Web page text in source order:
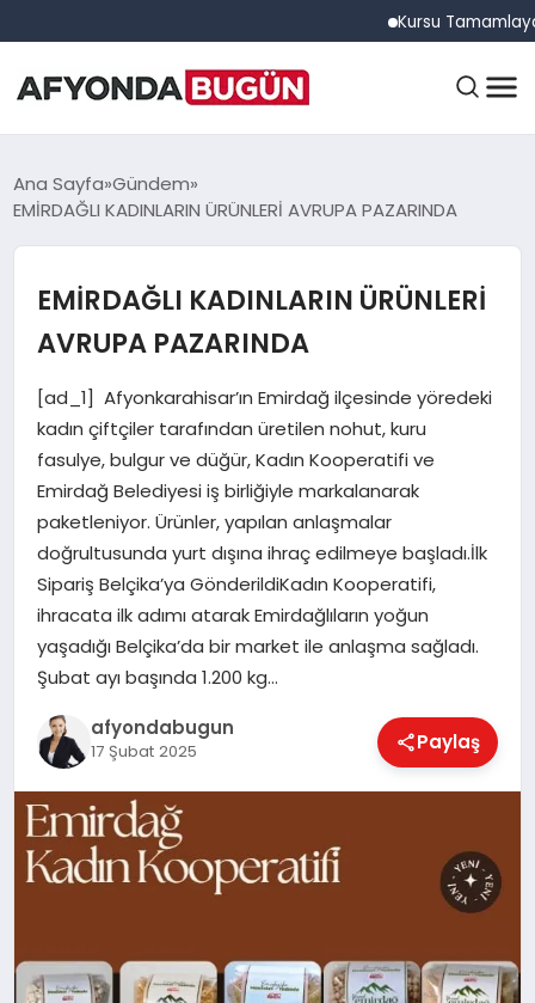
Kursu Tamamlayan
ANASAYFA
EĞITIM
EKONOMI
MAGAZIN
SAĞLIK
SIYASET
SPOR
YAŞAM
Ana Sayfa Gündem
EMİRDAĞLI KADINLARIN ÜRÜNLERİ AVRUPA PAZARINDA
EMİRDAĞLI KADINLARIN ÜRÜNLERİ
AVRUPA PAZARINDA
[ad_1] Afyonkarahisar’ın Emirdağ ilçesinde yöredeki
kadın çiftçiler tarafından üretilen nohut, kuru
fasulye, bulgur ve düğür, Kadın Kooperatifi ve
Emirdağ Belediyesi iş birliğiyle markalanarak
paketleniyor. Ürünler, yapılan anlaşmalar
doğrultusunda yurt dışına ihraç edilmeye başladı.İlk
Sipariş Belçika’ya GönderildiKadın Kooperatifi,
ihracata ilk adımı atarak Emirdağlıların yoğun
yaşadığı Belçika’da bir market ile anlaşma sağladı.
Şubat ayı başında 1.200 kg…
afyondabugun
17 Şubat 2025 Paylaş